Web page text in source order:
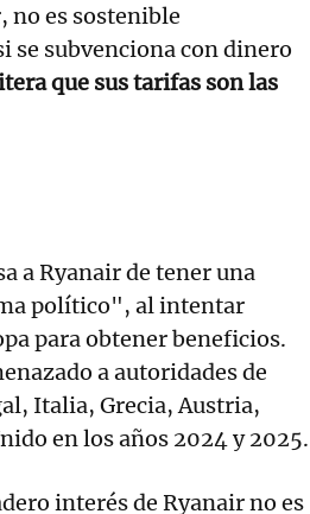
no es sostenible
se subvenciona con dinero
que sus tarifas son las
a Ryanair de tener una
político", al intentar
para obtener beneficios.
a autoridades de
Italia, Grecia, Austria,
en los años 2024 y 2025.
interés de Ryanair no es